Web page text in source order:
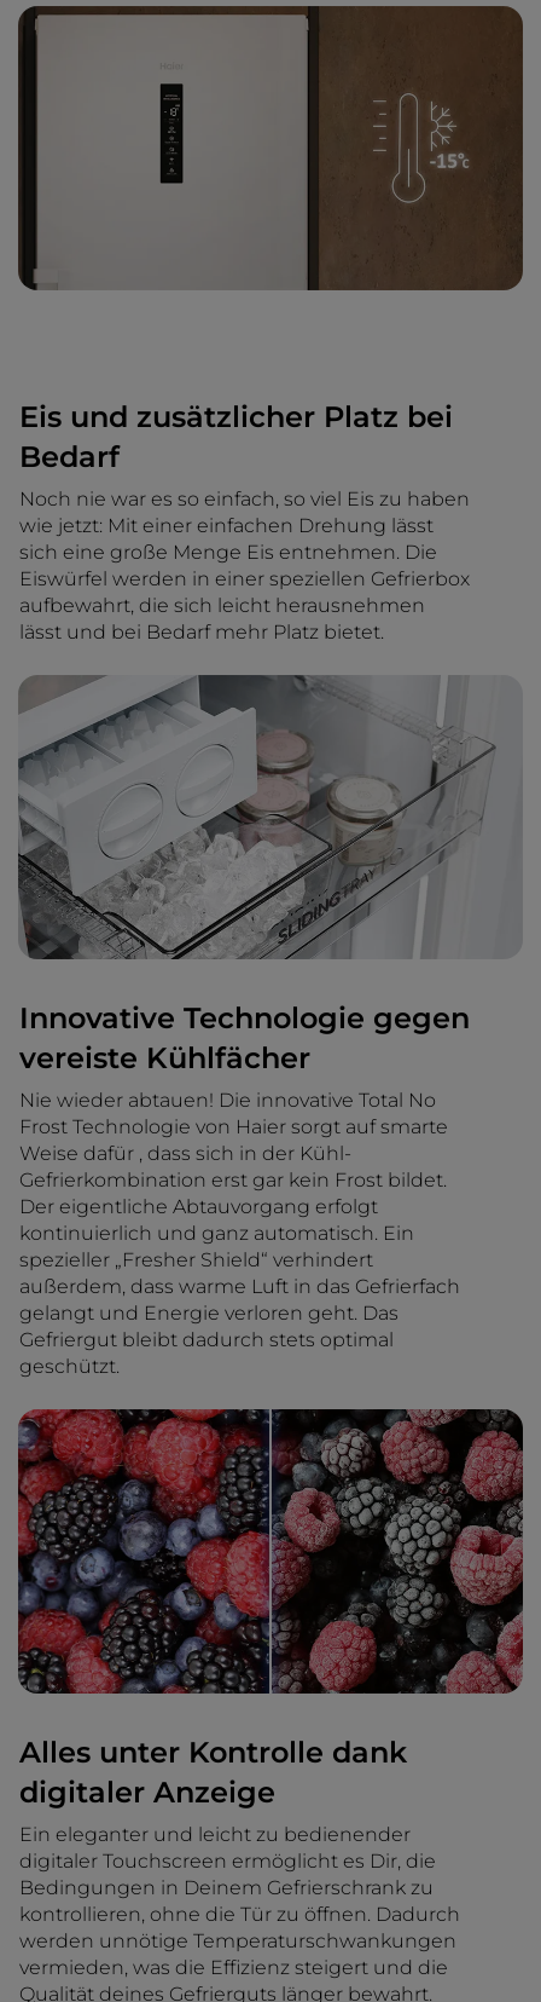
Eis und zusätzlicher Platz bei
Bedarf
Noch nie war es so einfach, so viel Eis zu haben
wie jetzt: Mit einer einfachen Drehung lässt
sich eine große Menge Eis entnehmen. Die
Eiswürfel werden in einer speziellen Gefrierbox
aufbewahrt, die sich leicht herausnehmen
lässt und bei Bedarf mehr Platz bietet.
Innovative Technologie gegen
vereiste Kühlfächer
Nie wieder abtauen! Die innovative Total No
Frost Technologie von Haier sorgt auf smarte
Weise dafür , dass sich in der Kühl-
Gefrierkombination erst gar kein Frost bildet.
Der eigentliche Abtauvorgang erfolgt
kontinuierlich und ganz automatisch. Ein
spezieller „Fresher Shield“ verhindert
außerdem, dass warme Luft in das Gefrierfach
gelangt und Energie verloren geht. Das
Gefriergut bleibt dadurch stets optimal
geschützt.
Alles unter Kontrolle dank
digitaler Anzeige
Ein eleganter und leicht zu bedienender
digitaler Touchscreen ermöglicht es Dir, die
Bedingungen in Deinem Gefrierschrank zu
kontrollieren, ohne die Tür zu öffnen. Dadurch
werden unnötige Temperaturschwankungen
vermieden, was die Effizienz steigert und die
Qualität deines Gefrierguts länger bewahrt.